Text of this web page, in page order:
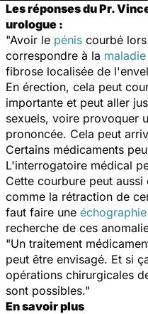
Les réponses du Pr.
urologue :
"Avoir le pénis courbé
correspondre à la
fibrose localisée de
En érection, cela peut
importante et peut aller
sexuels, voire provoquer
prononcée. Cela peut
Certains médicaments
L'interrogatoire médical
Cette courbure peut
comme la rétraction de
faut faire une échographie
recherche de ces
"Un traitement
peut être envisagé. Et si
opérations chirurgicales
sont possibles."
En savoir plus